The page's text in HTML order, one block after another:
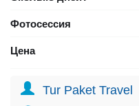
Фотосессия
Цена
Tur Paket Travel